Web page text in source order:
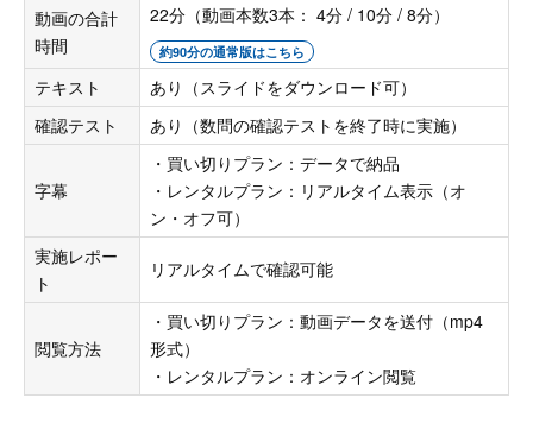
動画の合計
時間
22分（動画本数3本： 4分 / 10分 / 8分）
約90分の通常版はこちら
テキスト
あり（スライドをダウンロード可）
確認テスト
あり（数問の確認テストを終了時に実施）
字幕
・買い切りプラン：データで納品
・レンタルプラン：リアルタイム表示（オ
ン・オフ可）
実施レポー
ト
リアルタイムで確認可能
閲覧方法
・買い切りプラン：動画データを送付（mp4
形式）
・レンタルプラン：オンライン閲覧